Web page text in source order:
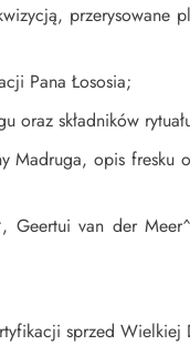
przerysowane
Pana Łososia;
oraz składników
opis
Geertui van der
sprzed